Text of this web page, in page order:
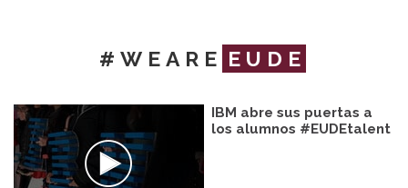
#WEARE EUDE
IBM abre sus puertas a
los alumnos #EUDEtalent